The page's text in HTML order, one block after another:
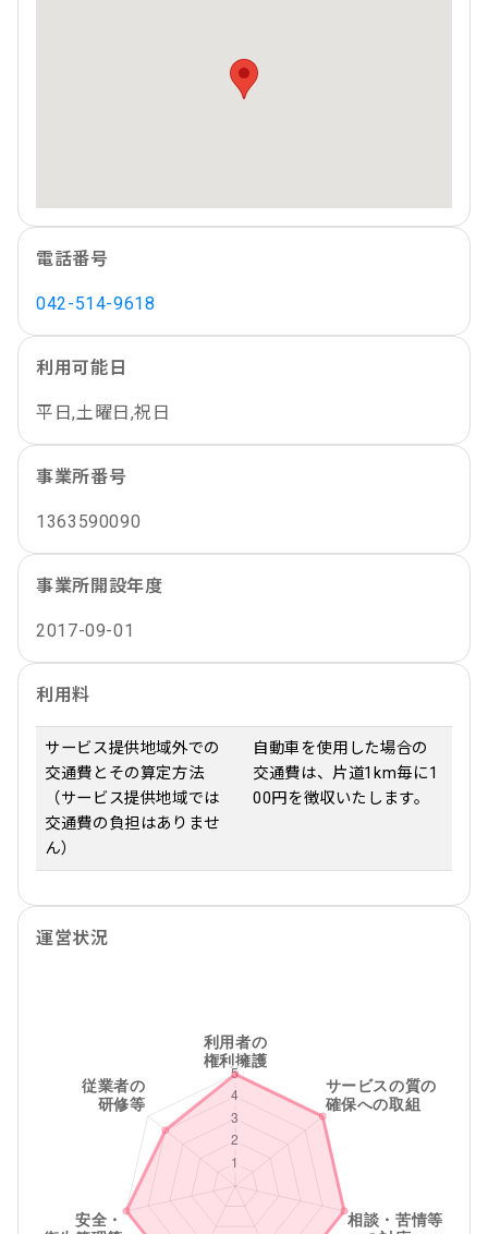
電話番号
042-514-9618
利用可能日
平日,土曜日,祝日
事業所番号
1363590090
事業所開設年度
2017-09-01
利用料
サービス提供地域外での
交通費とその算定方法
（サービス提供地域では
交通費の負担はありませ
ん）
自動車を使用した場合の
交通費は、片道1km毎に1
00円を徴収いたします。
運営状況